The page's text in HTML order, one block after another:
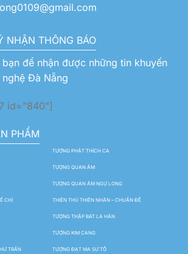
NHẬN THÔNG BÁO
để nhận được những tin khuyến
Đà Nẵng
id="840"]
PHẨM
TƯỢNG PHẬT THÍCH CA
TƯỢNG QUAN ÂM
TƯỢNG QUAN ÂM NGỰ LONG
CHÍ THIÊN THỦ THIÊN NHÃN – CHUẨN ĐỀ
TƯỢNG THẬP BÁT LA HÁN
TƯỢNG KIM CANG
TRẦN TƯỢNG ĐẠT MA SƯ TỔ